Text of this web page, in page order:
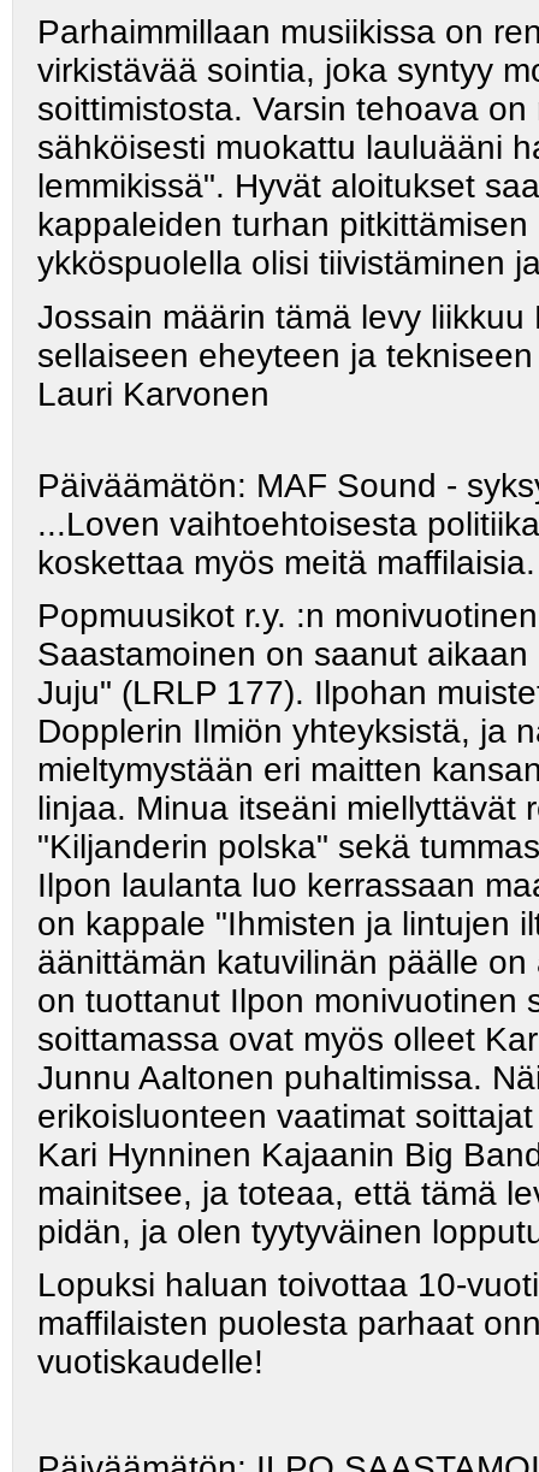
Parhaimmillaan musiikissa on
virkistävää sointia, joka syntyy
soittimistosta. Varsin tehoava
sähköisesti muokattu lauluääni
lemmikissä". Hyvät aloitukset
kappaleiden turhan
ykköspuolella olisi tiivistäminen
Jossain määrin tämä levy
sellaiseen eheyteen ja
Lauri Karvonen
Päiväämätön: MAF Sound -
...Loven vaihtoehtoisesta
koskettaa myös meitä maffilaisia.
Popmuusikot r.y. :n
Saastamoinen on saanut
Juju" (LRLP 177). Ilpohan
Dopplerin Ilmiön yhteyksistä, ja
mieltymystään eri maitten
linjaa. Minua itseäni miellyttävät
"Kiljanderin polska" sekä
Ilpon laulanta luo kerrassaan
on kappale "Ihmisten ja lintujen
äänittämän katuvilinän päälle
on tuottanut Ilpon monivuotinen
soittamassa ovat myös olleet
Junnu Aaltonen puhaltimissa.
erikoisluonteen vaatimat
Kari Hynninen Kajaanin Big
mainitsee, ja toteaa, että tämä
pidän, ja olen tyytyväinen
Lopuksi haluan toivottaa 10-
maffilaisten puolesta parhaat
vuotiskaudelle!